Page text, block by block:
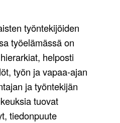
työntekijöiden
työelämässä on
helposti
työn ja vapaa-ajan
ja työntekijän
tuovat
tiedonpuute